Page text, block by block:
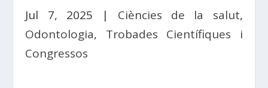
Jul 7, 2025 | Ciències de la salut,
Odontologia, Trobades Científiques i
Congressos